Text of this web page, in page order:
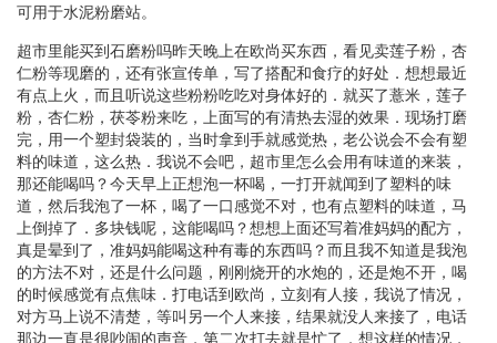
可用于水泥粉磨站。
超市里能买到石磨粉吗昨天晚上在欧尚买东西，看见卖莲子粉，杏
仁粉等现磨的，还有张宣传单，写了搭配和食疗的好处．想想最近
有点上火，而且听说这些粉粉吃吃对身体好的．就买了薏米，莲子
粉，杏仁粉，茯苓粉来吃，上面写的有清热去湿的效果．现场打磨
完，用一个塑封袋装的，当时拿到手就感觉热，老公说会不会有塑
料的味道，这么热．我说不会吧，超市里怎么会用有味道的来装，
那还能喝吗？今天早上正想泡一杯喝，一打开就闻到了塑料的味
道，然后我泡了一杯，喝了一口感觉不对，也有点塑料的味道，马
上倒掉了．多块钱呢，这能喝吗？想想上面还写着准妈妈的配方，
真是晕到了，准妈妈能喝这种有毒的东西吗？而且我不知道是我泡
的方法不对，还是什么问题，刚刚烧开的水炮的，还是炮不开，喝
的时候感觉有点焦味．打电话到欧尚，立刻有人接，我说了情况，
对方马上说不清楚，等叫另一个人来接，结果就没人来接了，电话
那边一直是很吵闹的声音，第二次打去就是忙了．想这样的情况，